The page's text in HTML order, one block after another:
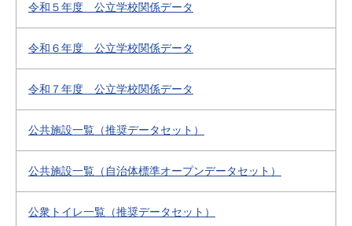
令和５年度 公立学校関係データ
令和６年度 公立学校関係データ
令和７年度 公立学校関係データ
公共施設一覧（推奨データセット）
公共施設一覧（自治体標準オープンデータセット）
公衆トイレ一覧（推奨データセット）